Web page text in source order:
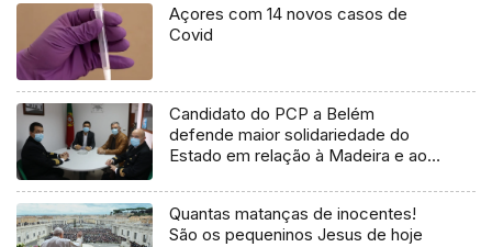
Açores com 14 novos casos de
Covid
Candidato do PCP a Belém
defende maior solidariedade do
Estado em relação à Madeira e aos
Quantas matanças de inocentes!
São os pequeninos Jesus de hoje